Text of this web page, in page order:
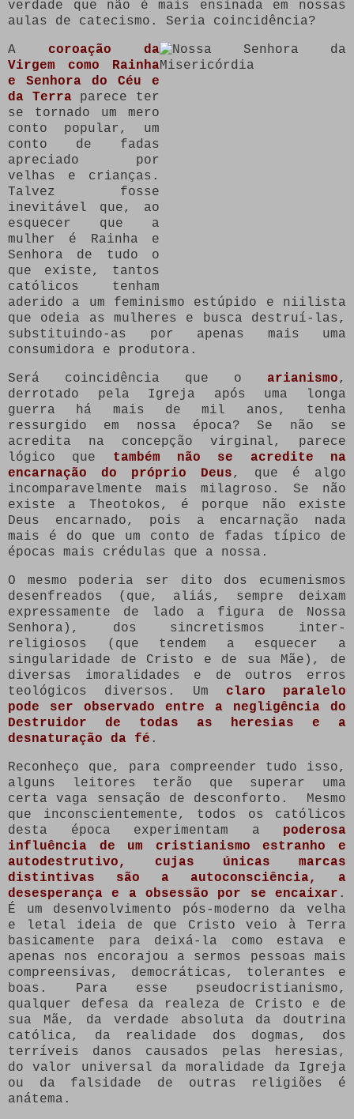
verdade que não é mais ensinada em nossas
aulas de catecismo. Seria coincidência?
A coroação da
Virgem como Rainha
e Senhora do Céu e
da Terraparece ter
se tornado um mero
conto popular, um
conto de fadas
apreciado por
velhas e crianças.
Talvez fosse
inevitável que, ao
esquecer que a
mulher é Rainha e
Senhora de tudo o
que existe, tantos
católicos tenham
aderido a um feminismo estúpido e niilista
que odeia as mulheres e busca destruí-las,
substituindo-as por apenas mais uma
consumidora e produtora.
Será coincidência que o arianismo,
derrotado pela Igreja após uma longa
guerra há mais de mil anos, tenha
ressurgido em nossa época? Se não se
acredita na concepção virginal, parece
lógico que também não se acredite na
encarnação do próprio Deus, que é algo
incomparavelmente mais milagroso. Se não
existe a Theotokos, é porque não existe
Deus encarnado, pois a encarnação nada
mais é do que um conto de fadas típico de
épocas mais crédulas que a nossa.
O mesmo poderia ser dito dos ecumenismos
desenfreados (que, aliás, sempre deixam
expressamente de lado a figura de Nossa
Senhora), dos sincretismos inter-
religiosos (que tendem a esquecer a
singularidade de Cristo e de sua Mãe), de
diversas imoralidades e de outros erros
teológicos diversos. Um claro paralelo
pode ser observado entre a negligência do
Destruidor de todas as heresias e a
desnaturação da fé .
Reconheço que, para compreender tudo isso,
alguns leitores terão que superar uma
certa vaga sensação de desconforto.
Mesmo
que inconscientemente, todos os católicos
desta época experimentam a poderosa
influência de um cristianismo estranho e
autodestrutivo, cujas únicas marcas
distintivas são a autoconsciência, a
desesperança e a obsessão por se encaixar .
É um desenvolvimento pós-moderno da velha
e letal ideia de que Cristo veio à Terra
basicamente para deixá-la como estava e
apenas nos encorajou a sermos pessoas mais
compreensivas, democráticas, tolerantes e
boas. Para esse pseudocristianismo,
qualquer defesa da realeza de Cristo e de
sua Mãe, da verdade absoluta da doutrina
católica, da realidade dos dogmas, dos
terríveis danos causados ​​pelas heresias,
do valor universal da moralidade da Igreja
ou da falsidade de outras religiões é
anátema.